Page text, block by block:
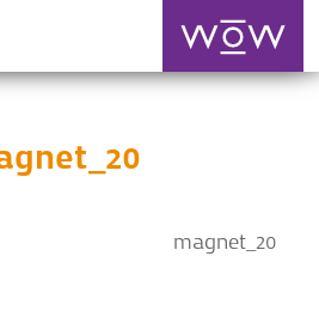
magnet_20